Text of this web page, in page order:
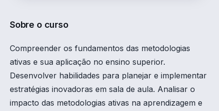
Sobre o curso
Compreender os fundamentos das metodologias
ativas e sua aplicação no ensino superior.
Desenvolver habilidades para planejar e implementar
estratégias inovadoras em sala de aula. Analisar o
impacto das metodologias ativas na aprendizagem e